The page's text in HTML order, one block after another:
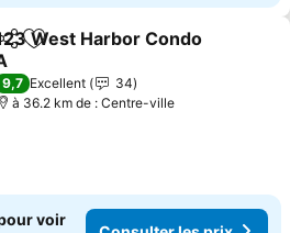
Ajouter à mes favoris
West Harbor Condo
9,7 Excellent
34
à 36.2 km de : Centre-ville
voir